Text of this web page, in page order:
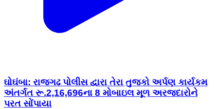
ઘોઘંબા: રાજગઢ પોલીસ દ્વારા તેરા તુજકો અર્પણ કાર્યકમ
અંતર્ગત રૂ.2,16,696ના 8 મોબાઇલ મૂળ અરજદારોને
પરત સોંપાયા